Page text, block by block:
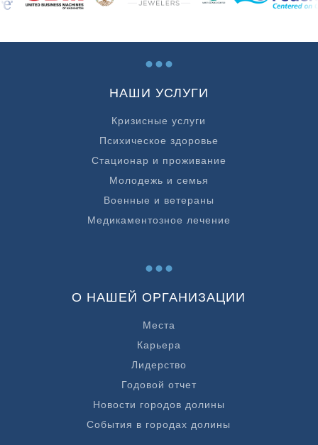
...
НАШИ УСЛУГИ
Кризисные услуги
Психическое здоровье
Стационар и проживание
Молодежь и семья
Военные и ветераны
Медикаментозное лечение
...
О НАШЕЙ ОРГАНИЗАЦИИ
Места
Карьера
Лидерство
Годовой отчет
Новости городов долины
События в городах долины